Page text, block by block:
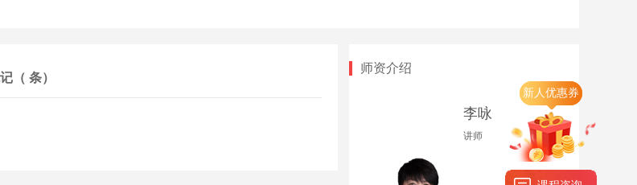
新人优惠券
（ 条）
师资介绍
李咏
讲师